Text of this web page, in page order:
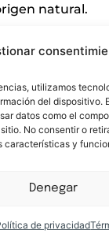
utilizamos
del dispositivo.
datos como el
No consentir o
características y
Denegar
de privacidad
natural.